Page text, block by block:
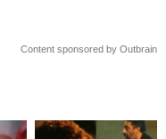
Content sponsored by Outbrain